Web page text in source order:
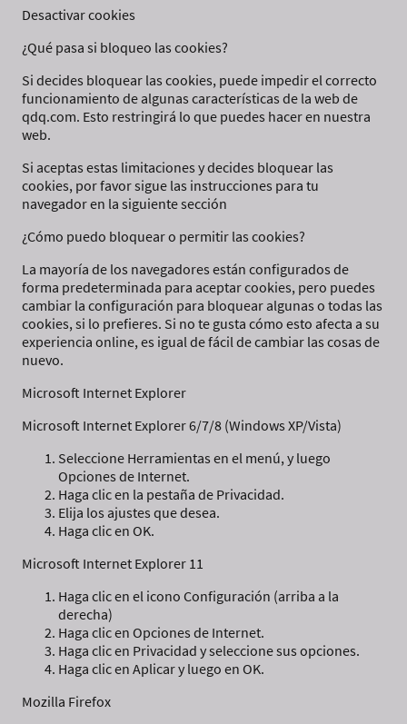
Desactivar cookies
¿Qué pasa si bloqueo las cookies?
Si decides bloquear las cookies, puede impedir el correcto
funcionamiento de algunas características de la web de
qdq.com. Esto restringirá lo que puedes hacer en nuestra
web.
Si aceptas estas limitaciones y decides bloquear las
cookies, por favor sigue las instrucciones para tu
navegador en la siguiente sección
¿Cómo puedo bloquear o permitir las cookies?
La mayoría de los navegadores están configurados de
forma predeterminada para aceptar cookies, pero puedes
cambiar la configuración para bloquear algunas o todas las
cookies, si lo prefieres. Si no te gusta cómo esto afecta a su
experiencia online, es igual de fácil de cambiar las cosas de
nuevo.
Microsoft Internet Explorer
Microsoft Internet Explorer 6/7/8 (Windows XP/Vista)
Seleccione Herramientas en el menú, y luego
Opciones de Internet.
Haga clic en la pestaña de Privacidad.
Elija los ajustes que desea.
Haga clic en OK.
Microsoft Internet Explorer 11
Haga clic en el icono Configuración (arriba a la
derecha)
Haga clic en Opciones de Internet.
Haga clic en Privacidad y seleccione sus opciones.
Haga clic en Aplicar y luego en OK.
Mozilla Firefox